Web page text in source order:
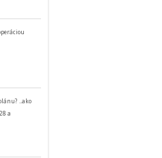
..ako
a